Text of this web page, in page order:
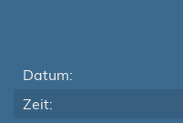
Datum:
Zeit: